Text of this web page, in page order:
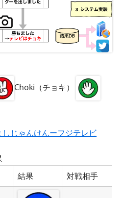
Choki（チョキ）
じゃんけんーフジテレビ
結果 対戦相手